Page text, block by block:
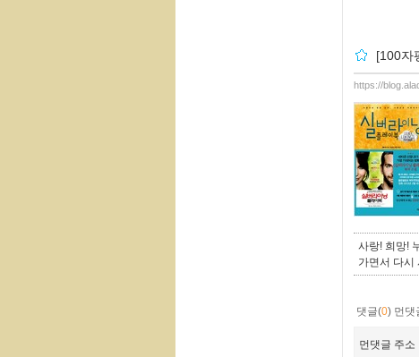
[100자
https://
사랑! 희망!
가면서 다시
댓글(0) 먼댓
먼댓글 주소